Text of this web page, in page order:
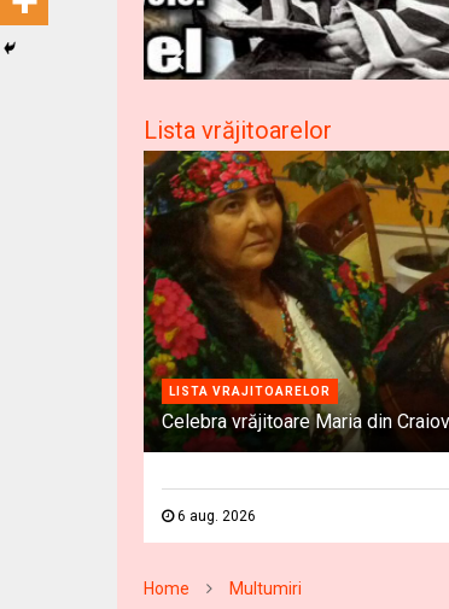
Lista vrăjitoarelor
LISTA VRAJITOARELOR
Celebra vrăjitoare Maria din
6 aug. 2026
Home Multumiri